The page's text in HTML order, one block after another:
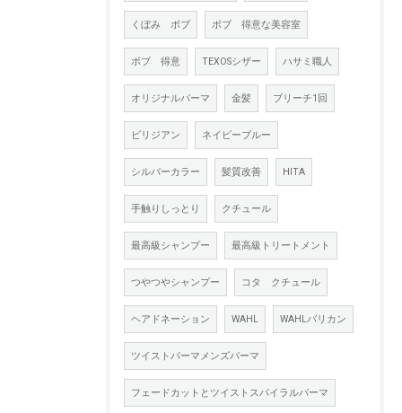
くぼみ ボブ ボブ 得意な美容室
ボブ 得意 TEXOSシザー ハサミ職人
オリジナルパーマ 金髪 ブリーチ1回
ビリジアン ネイビーブルー
シルバーカラー 髪質改善 HITA
手触りしっとり クチュール
最高級シャンプー 最高級トリートメント
つやつやシャンプー コタ クチュール
ヘアドネーション WAHL WAHLバリカン
ツイストパーマメンズパーマ
フェードカットとツイストスパイラルパーマ